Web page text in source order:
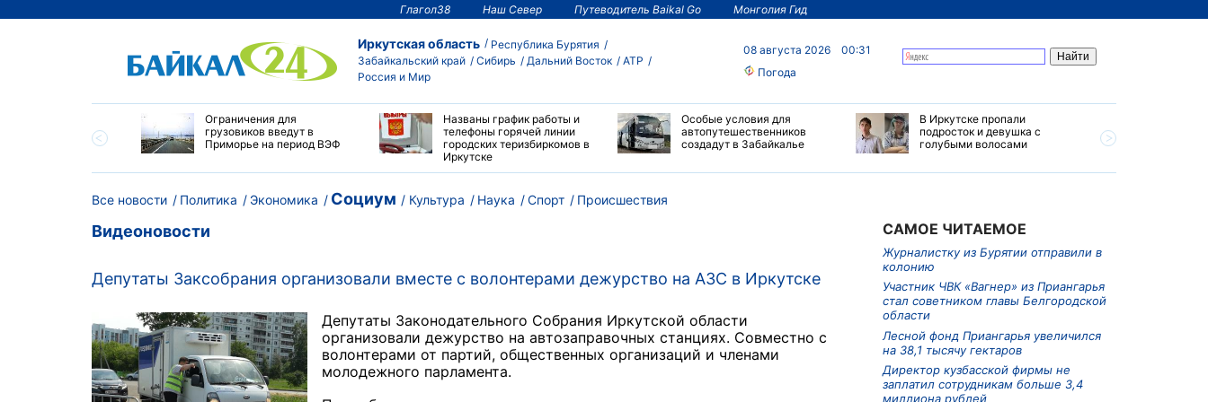
Глагол38 Наш Север Путеводитель Baikal Go Монголия Гид
Иркутская область
Республика Бурятия
Забайкальский край
Сибирь Дальний Восток
АТР
Россия и Мир
08 августа 2026
00:31
Погода
по управлению
Ограничения для
грузовиков введут в
Приморье на период ВЭФ
Названы график работы и
телефоны горячей линии
городских теризбиркомов в
Иркутске
Особые условия для
автопутешественников
создадут в Забайкалье
В Иркутске пропали
подросток и девушка с
голубыми волосами
Все новости Политика Экономика Социум Культура Наука Спорт Происшествия
Видеоновости
Депутаты Заксобрания организовали вместе с волонтерами дежурство на АЗС в Иркутске
Депутаты Законодательного Собрания Иркутской области
организовали дежурство на автозаправочных станциях. Совместно с
волонтерами от партий, общественных организаций и членами
молодежного парламента.
САМОЕ ЧИТАЕМОЕ
Журналистку из Бурятии отправили в
колонию
Участник ЧВК «Вагнер» из Приангарья
стал советником главы Белгородской
области
Лесной фонд Приангарья увеличился
на 38,1 тысячу гектаров
Директор кузбасской фирмы не
заплатил сотрудникам больше 3,4
миллиона рублей